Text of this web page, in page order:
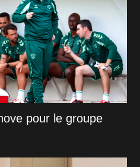
pour le groupe